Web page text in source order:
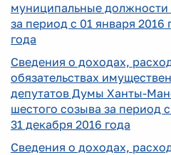
муниципальные должности
за период с 01 января 2016
года
Сведения о доходах,
обязательствах
депутатов Думы Ханты-
шестого созыва за период
31 декабря 2016 года
Сведения о доходах,